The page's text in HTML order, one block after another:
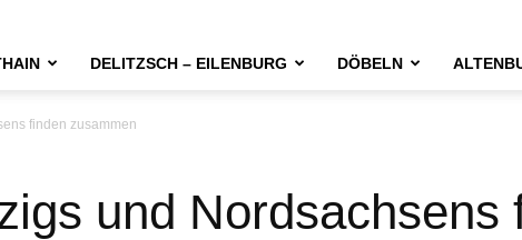
DELITZSCH – EILENBURG DÖBELN
finden zusammen
und Nordsachsens